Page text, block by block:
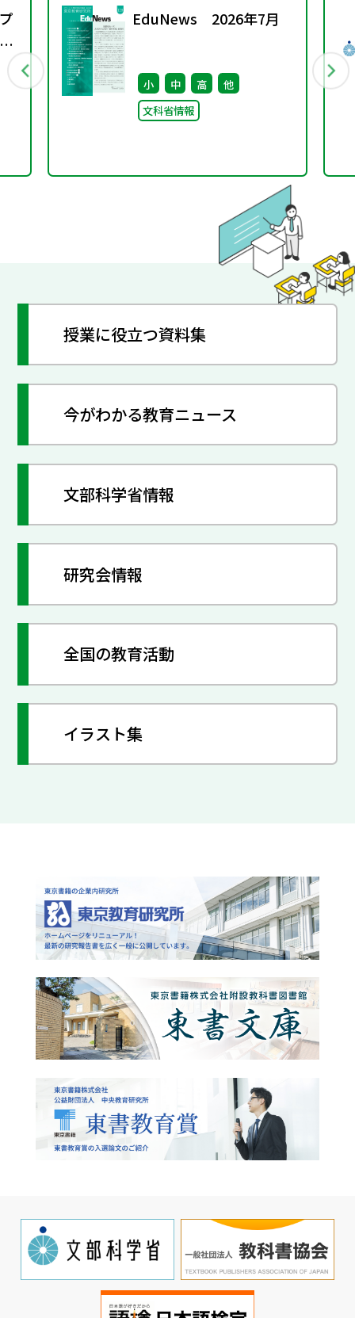
EduNews 2026年7月
小 中 高
他
文科省情報
授業に役立つ資料集
今がわかる教育ニュース
文部科学省情報
研究会情報
全国の教育活動
イラスト集